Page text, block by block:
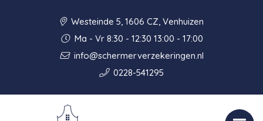
Westeinde 5, 1606 CZ, Venhuizen
Ma - Vr 8:30 - 12:30 13:00 - 17:00
info@schermerverzekeringen.nl
0228-541295